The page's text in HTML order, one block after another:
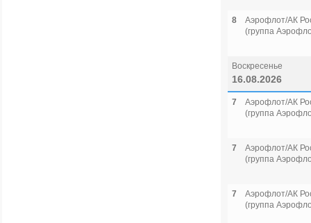
8
Аэрофлот/АК
(группа
Воскресенье
16.08.2026
7
Аэрофлот/АК
(группа
7
Аэрофлот/АК
(группа
7
Аэрофлот/АК
(группа